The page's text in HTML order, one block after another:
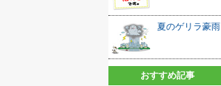
夏のゲリラ豪雨
おすすめ記事